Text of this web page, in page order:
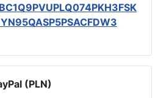
(PLN)